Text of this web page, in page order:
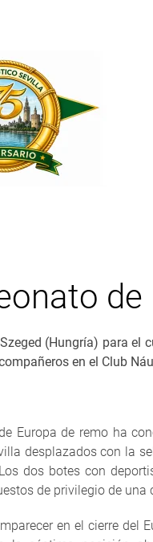
de
(Hungría) para
en el Club
Europa de remo ha
desplazados con la
dos botes con
de privilegio de
en el cierre del